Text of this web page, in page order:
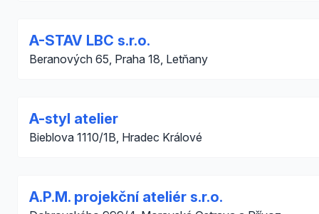
A-STAV LBC s.r.o.
Beranových 65, Praha 18, Letňany
A-styl atelier
Bieblova 1110/1B, Hradec Králové
A.P.M. projekční ateliér s.r.o.